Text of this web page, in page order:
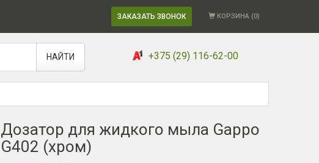
ЗАКАЗАТЬ ЗВОНОК КОРЗИНА (0)
НАЙТИ +375 (29) 116-62-00
Дозатор для жидкого мыла Gappo
G402 (хром)